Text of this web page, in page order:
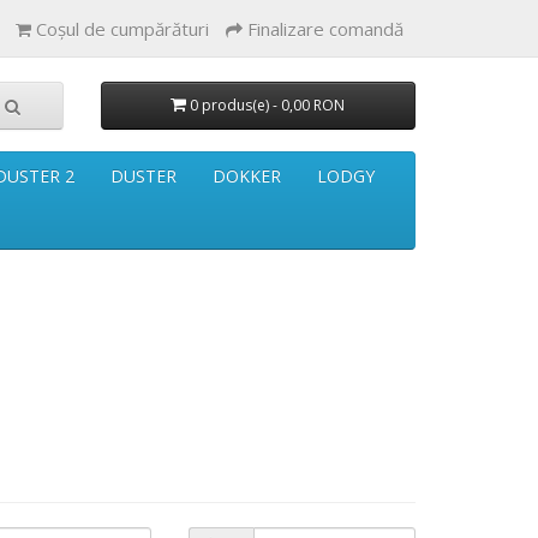
Coşul de cumpărături Finalizare comandă
0 produs(e) - 0,00 RON
2 DUSTER DOKKER LODGY